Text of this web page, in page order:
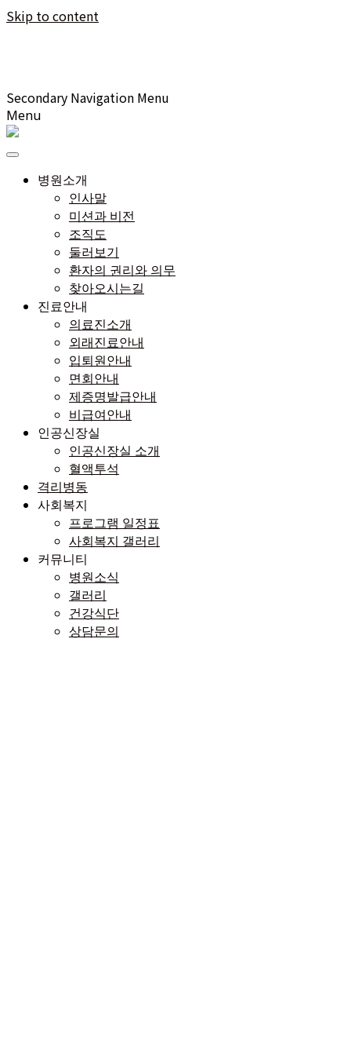
Skip to content
Secondary Navigation Menu
Menu
병원소개
인사말
미션과 비전
조직도
둘러보기
환자의 권리와 의무
찾아오시는길
진료안내
의료진소개
외래진료안내
입퇴원안내
면회안내
제증명발급안내
비급여안내
인공신장실
인공신장실 소개
혈액투석
격리병동
사회복지
프로그램 일정표
사회복지 갤러리
커뮤니티
병원소식
갤러리
건강식단
상담문의